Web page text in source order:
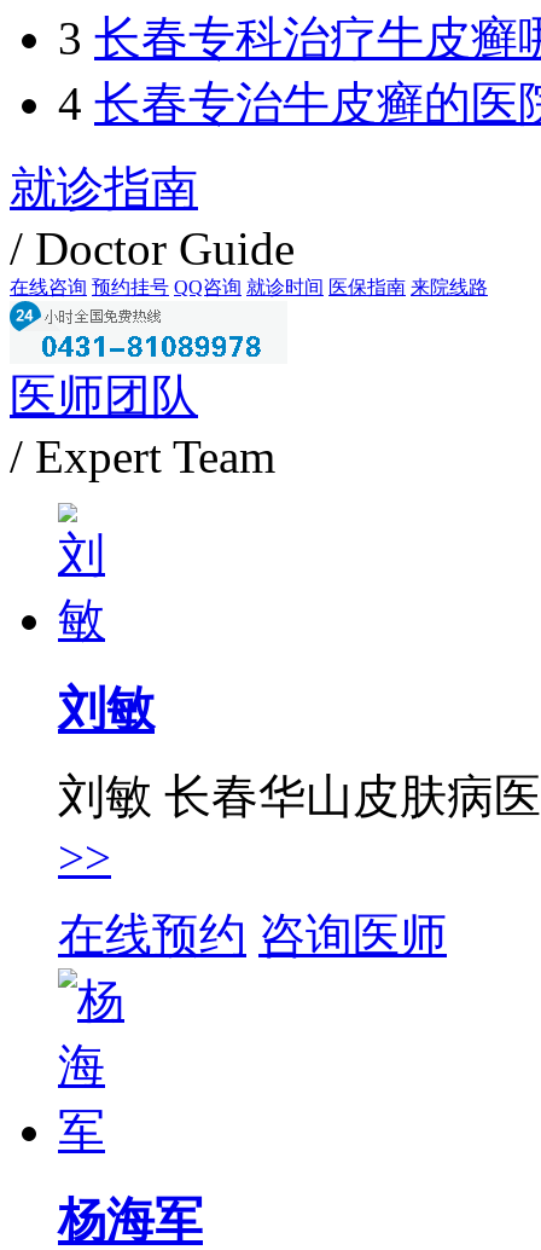
3 长春专科治疗牛皮癣
4 长春专治牛皮癣的医
就诊指南
/ Doctor Guide
在线咨询 预约挂号 QQ咨询 就诊时间 医保指南 来院线路
医师团队
/ Expert Team
刘敏
刘敏 长春华山皮肤病
>>
在线预约 咨询医师
杨海军